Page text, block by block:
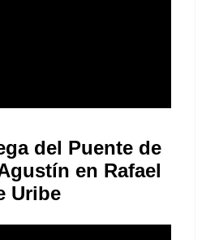
del Puente de
en Rafael
Uribe